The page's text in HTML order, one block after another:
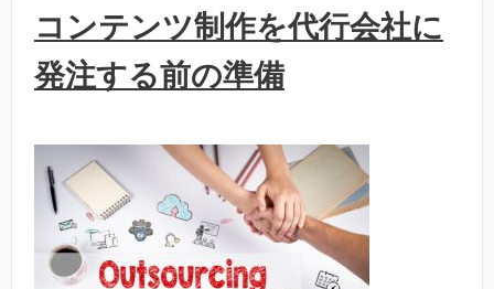
コンテンツ制作を代行会社に
発注する前の準備